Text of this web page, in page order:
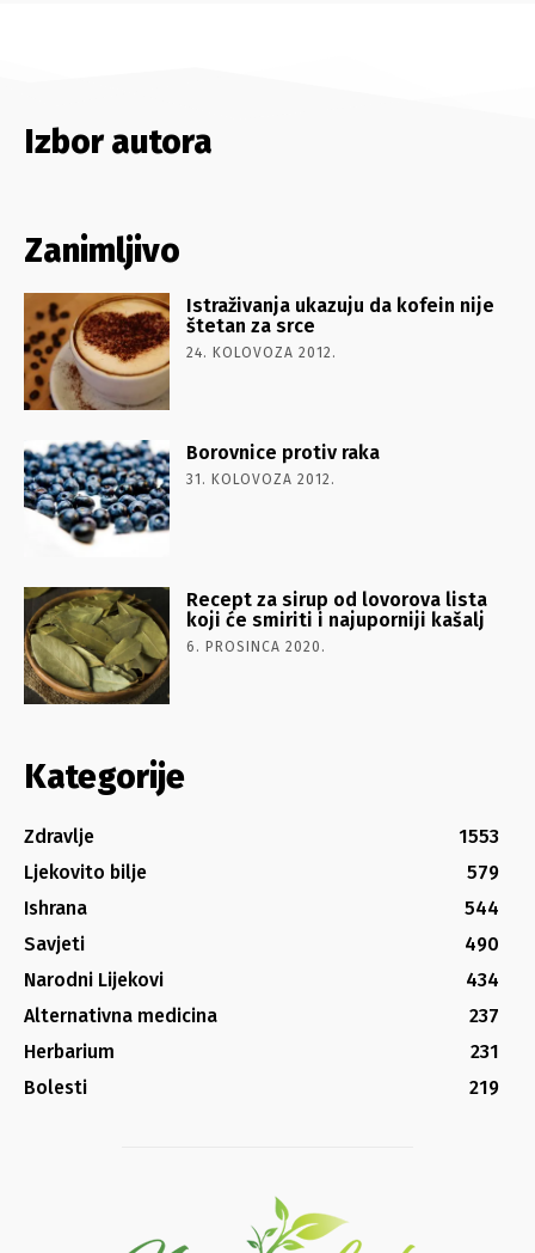
Izbor autora
Zanimljivo
Istraživanja ukazuju da kofein nije
štetan za srce
24. KOLOVOZA 2012.
Borovnice protiv raka
31. KOLOVOZA 2012.
Recept za sirup od lovorova lista
koji će smiriti i najuporniji kašalj
6. PROSINCA 2020.
Kategorije
Zdravlje
1553
Ljekovito bilje
579
Ishrana
544
Savjeti
490
Narodni Lijekovi
434
Alternativna medicina
237
Herbarium
231
Bolesti
219